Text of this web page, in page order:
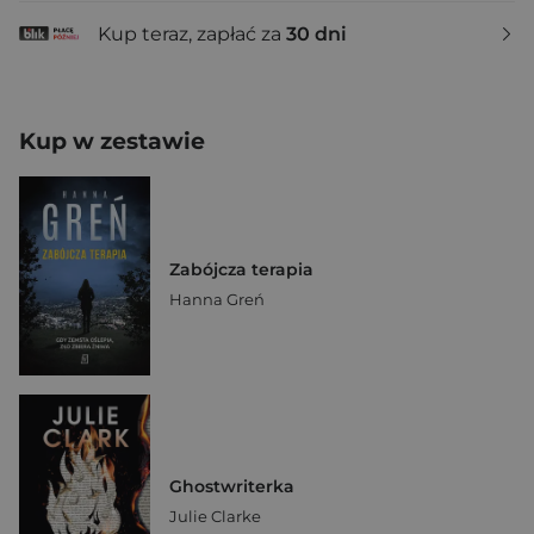
Kup teraz, zapłać za 30 dni
Kup w zestawie
Zabójcza terapia
Hanna Greń
Ghostwriterka
Julie Clarke